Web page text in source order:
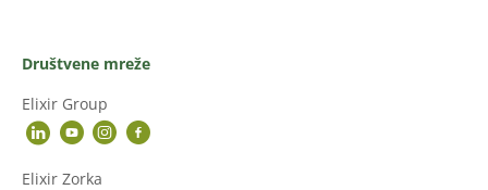
Društvene mreže
Elixir Group
Elixir Zorka